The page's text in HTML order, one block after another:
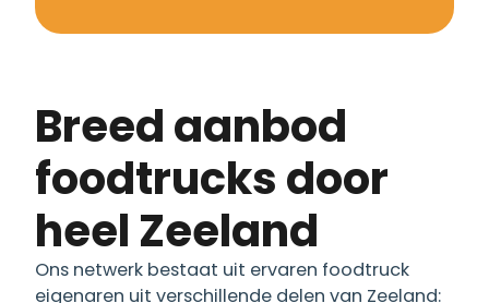
Breed aanbod
foodtrucks door
heel Zeeland
Ons netwerk bestaat uit ervaren foodtruck
eigenaren uit verschillende delen van Zeeland: